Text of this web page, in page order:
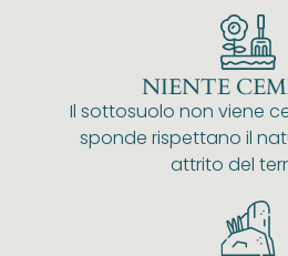
NIENTE
Il sottosuolo non viene
sponde rispettano il
attrito del